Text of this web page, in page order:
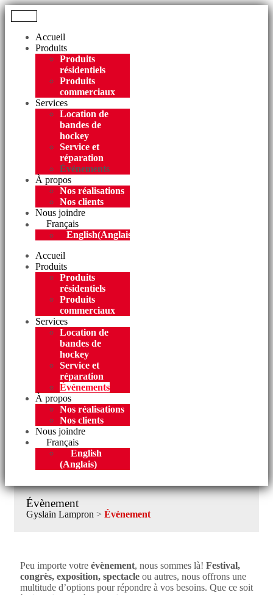
Accueil
Produits
Produits
résidentiels
Produits
commerciaux
Services
Location de
bandes de
hockey
Service et
réparation
Événements
À propos
Nos réalisations
Nos clients
Nous joindre
Français
English(Anglais
Accueil
Produits
Produits
résidentiels
Produits
commerciaux
Services
Location de
bandes de
hockey
Service et
réparation
Événements
À propos
Nos réalisations
Nos clients
Nous joindre
Français
English
(Anglais)
Évènement
Gyslain Lampron > Évènement
Peu importe votre évènement, nous sommes là! Festival,
congrès, exposition, spectacle ou autres, nous offrons une
multitude d’options pour répondre à vos besoins. Que ce soit